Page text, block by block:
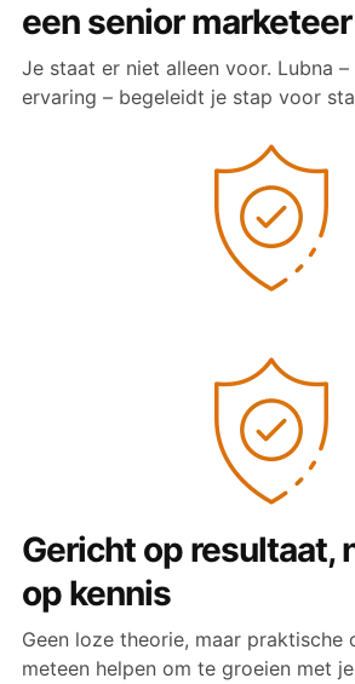
een senior marketeer
Je staat er niet alleen voor. Lubna
ervaring – begeleidt je stap voor
Gericht op resultaat,
op kennis
Geen loze theorie, maar praktische
meteen helpen om te groeien met